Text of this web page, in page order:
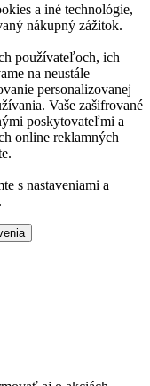
a iné technológie,
nákupný zážitok.
používateľoch, ich
na neustále
personalizovanej
Vaše zašifrované
poskytovateľmi a
online reklamných
s nastaveniami a